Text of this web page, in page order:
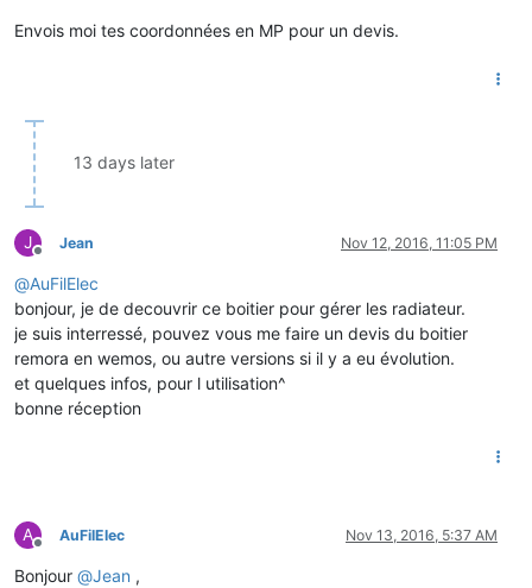
Envois moi tes coordonnées en MP pour un devis.
13 days later
J
Offline
Jean Nov 12, 2016, 11:05 PM
@AuFilElec
bonjour, je de decouvrir ce boitier pour gérer les radiateur.
je suis interressé, pouvez vous me faire un devis du boitier
remora en wemos, ou autre versions si il y a eu évolution.
et quelques infos, pour l utilisation^
bonne réception
A
Offline
AuFilElec Nov 13, 2016, 5:37 AM
Bonjour @Jean ,